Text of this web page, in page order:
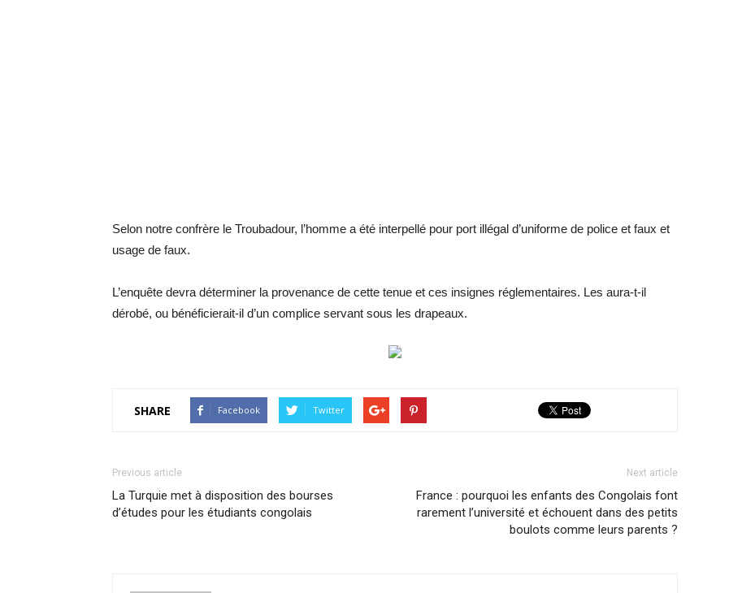
Selon notre confrère le Troubadour, l’homme a été interpellé pour port illégal d’uniforme de police et faux et
usage de faux.
L’enquête devra déterminer la provenance de cette tenue et ces insignes réglementaires. Les aura-t-il
dérobé, ou bénéficierait-il d’un complice servant sous les drapeaux.
SHARE Facebook Twitter
Previous article
La Turquie met à disposition des bourses
d’études pour les étudiants congolais
Next article
France : pourquoi les enfants des Congolais font
rarement l’université et échouent dans des petits
boulots comme leurs parents ?